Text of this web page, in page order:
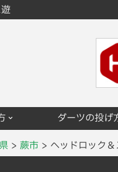
ダーツの投げ
蕨市 ヘッドロック